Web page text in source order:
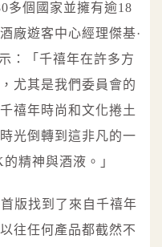
多個國家並擁有逾18
廠遊客中心經理傑基·
：「千禧年在許多方
尤其是我們委員會的
禧年時尚和文化捲土
光倒轉到這非凡的一
精神與酒液。」
版找到了來自千禧年
往任何產品都截然不